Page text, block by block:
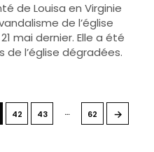
de Louisa en Virginie
de l’église
mai dernier. Elle a été
l’église dégradées.
42 43 … 62 →